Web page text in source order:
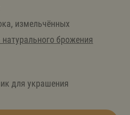
измельчённых
натурального брожения
для украшения